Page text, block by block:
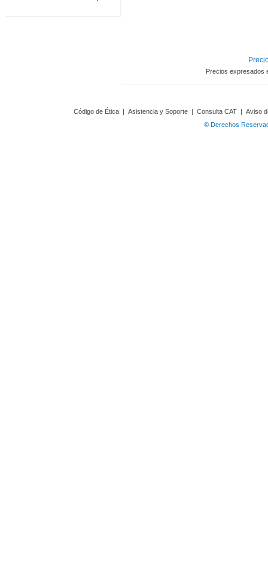
Precios expresados
Código de Ética | Asistencia y Soporte | Consulta CAT | Aviso
© Derechos